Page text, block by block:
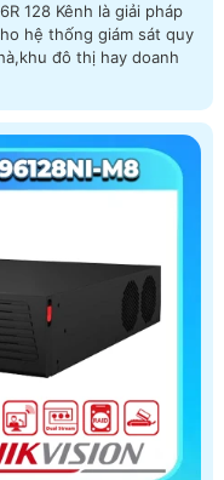
128 Kênh là giải pháp
hệ thống giám sát quy
đô thị hay doanh